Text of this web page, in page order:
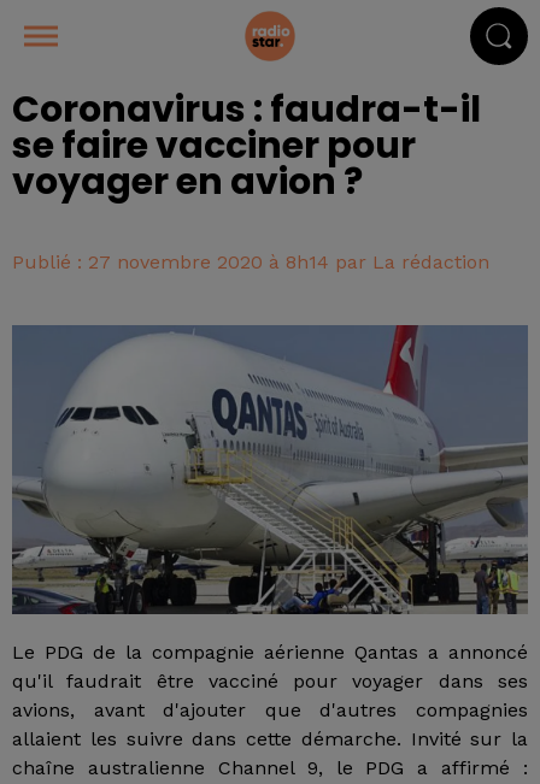
Coronavirus : faudra-t-il
se faire vacciner pour
voyager en avion ?
Publié : 27 novembre 2020 à 8h14 par La rédaction
Le PDG de la compagnie aérienne Qantas a annoncé
qu'il faudrait être vacciné pour voyager dans ses
avions, avant d'ajouter que d'autres compagnies
allaient les suivre dans cette démarche. Invité sur la
chaîne australienne Channel 9, le PDG a affirmé :